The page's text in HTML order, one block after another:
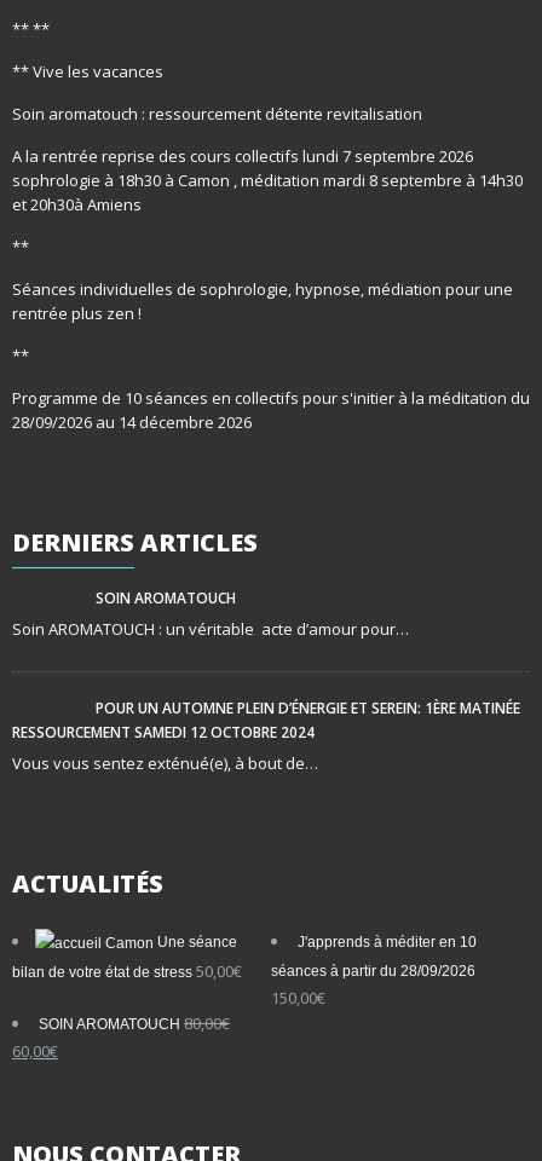
** **
** Vive les vacances
Soin aromatouch : ressourcement détente revitalisation
A la rentrée reprise des cours collectifs lundi 7 septembre 2026
sophrologie à 18h30 à Camon , méditation mardi 8 septembre à 14h30
et 20h30à Amiens
**
Séances individuelles de sophrologie, hypnose, médiation pour une
rentrée plus zen !
**
Programme de 10 séances en collectifs pour s'initier à la méditation du
28/09/2026 au 14 décembre 2026
DERNIERS ARTICLES
SOIN AROMATOUCH
Soin AROMATOUCH : un véritable acte d’amour pour…
POUR UN AUTOMNE PLEIN D’ÉNERGIE ET SEREIN: 1ÈRE MATINÉE
RESSOURCEMENT SAMEDI 12 OCTOBRE 2024
Vous vous sentez exténué(e), à bout de…
ACTUALITÉS
Une séance
bilan de votre état de stress 50,00€
J'apprends à méditer en 10
séances à partir du 28/09/2026
150,00€
SOIN AROMATOUCH 80,00€
Le
80,00€.
60,00€Le
60,00€.
NOUS CONTACTER